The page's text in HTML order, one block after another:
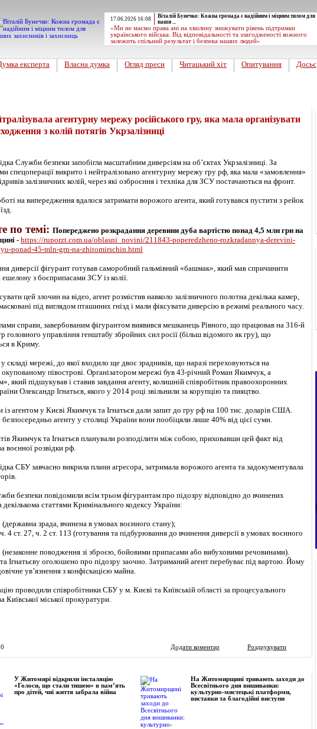
17.06.2026 16:08
Віталій Бунечко: Кожна громада є надійним і міцним тилом для
наши ...
«Ми не маємо права ані на хвилину знижувати рівень підтримки
українського війська. Від відповідальності та злагодженості кожного
залежить спільний результат і безпека наших людей»
експерта Власна думка Огляд преси Читацький хіт Опитування Досьє
агентурну мережу російського гру, яка мала організувати
з колій потягів Укрзалізниці
Служби безпеки запобігла масштабним диверсіям на об’єктах Укрзалізниці. За
спецоперації викрито і нейтралізовано агентурну мережу гру рф, яка мала «замовлення»
залізничних колій, через які озброєння і техніка для ЗСУ постачаються на фронт.
на випередження вдалося затримати ворожого агента, який готувався пустити з рейок
по темі: Попереджено розкрадання деревини дуба вартістю понад 4,5 млн грн на
- https://ruporzt.com.ua/oblasni_novini/211843-poperedzheno-rozkradannya-derevini-
ponad-45-mln-grn-na-zhitomirschin.html
диверсії фігурант готував саморобний гальмівний «башмак», який мав спричинити
з боєприпасами ЗСУ із колії.
цей злочин на відео, агент розмістив навколо залізничного полотна декілька камер,
під виглядом пташиних гнізд і мали фіксувати диверсію в режимі реального часу.
справи, завербованим фігурантом виявився мешканець Рівного, що працював на 316-й
головного управління генштабу збройних сил росії (більш відомого як гру), що
в Криму.
у складі мережі, до якої входило ще двоє зрадників, що наразі переховуються на
півострові. Організатором мережі був 43-річний Роман Якимчук, а
який підшукував і ставив завдання агенту, колишній співробітник правоохоронних
Олександр Ігнатьєв, якого у 2014 році звільнили за корупцію та пияцтво.
із агентом у Києві Якимчук та Ігнатьєв дали запит до гру рф на 100 тис. доларів США.
агенту у столиці України вони пообіцяли лише 40% від цієї суми.
Якимчук та Ігнатьєв планували розподілити між собою, приховавши цей факт від
воєнної розвідки рф.
СБУ завчасно викрила плани агресора, затримала ворожого агента та задокументувала
безпеки повідомили всім трьом фігурантам про підозру відповідно до вчинених
декількома статтями Кримінального кодексу України:
(державна зрада, вчинена в умовах воєнного стану);
4 ст. 27, ч. 2 ст. 113 (готування та підбурювання до вчинення диверсії в умовах воєнного
(незаконне поводження зі зброєю, бойовими припасами або вибуховими речовинами).
Ігнатьєву оголошено про підозру заочно. Затриманий агент перебуває під вартою. Йому
ув’язнення з конфіскацією майна.
проводили співробітники СБУ у м. Києві та Київській області за процесуального
Київської міської прокуратури.
Додати коментар Роздрукувати
У Житомирі відкрили інсталяцію
«Голоси, що стали тишею» в пам’ять
про дітей, чиї життя забрала війна
На Житомирщині тривають заходи до
Всесвітнього дня вишиванки:
культурно-мистецькі платформи,
виставки та благодійні виступи